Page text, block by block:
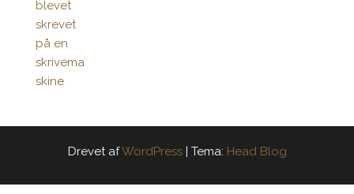
Drevet afWordPress Tema: Head Blog